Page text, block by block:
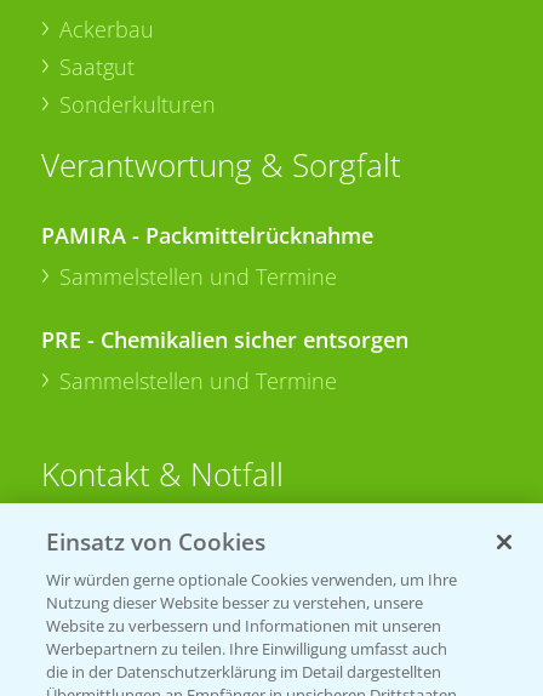
Ackerbau
Saatgut
Sonderkulturen
Verantwortung & Sorgfalt
PAMIRA - Packmittelrücknahme
Sammelstellen und Termine
PRE - Chemikalien sicher entsorgen
Sammelstellen und Termine
Kontakt & Notfall
Beratung auf WhatsApp
T.+49 (0)174 346 564 1
KONTAKT
Einsatz von Cookies
Wir würden gerne optionale Cookies verwenden, um Ihre
Nutzung dieser Website besser zu verstehen, unsere
Website zu verbessern und Informationen mit unseren
Werbepartnern zu teilen. Ihre Einwilligung umfasst auch
die in der Datenschutzerklärung im Detail dargestellten